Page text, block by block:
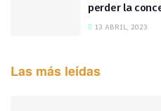
perder la
13 ABRIL, 2023
Las más leídas